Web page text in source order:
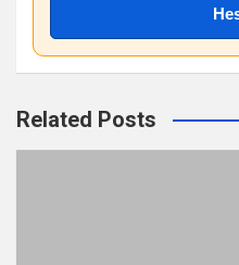
Related Posts